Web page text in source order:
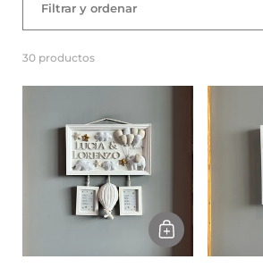
Filtrar y ordenar
30 productos